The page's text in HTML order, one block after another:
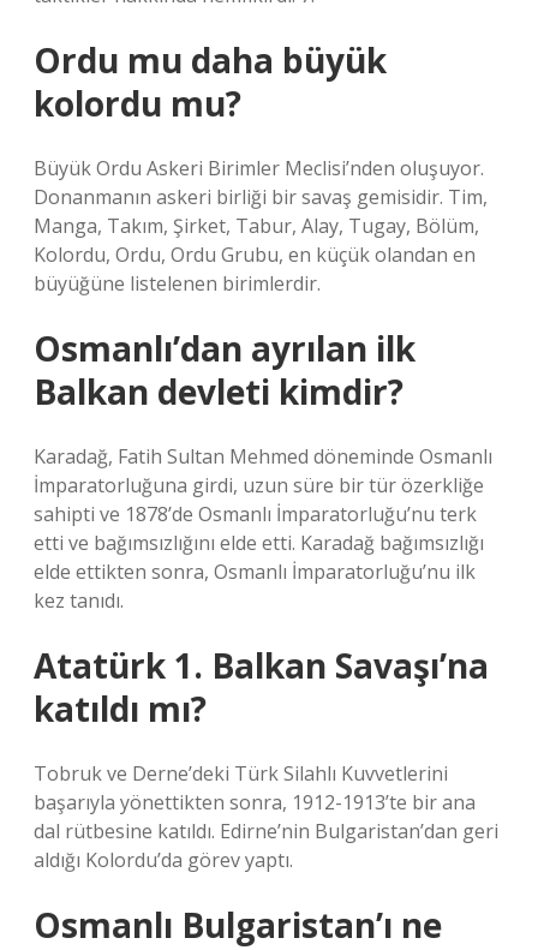
Ordu mu daha büyük
kolordu mu?
Büyük Ordu Askeri Birimler Meclisi’nden oluşuyor.
Donanmanın askeri birliği bir savaş gemisidir. Tim,
Manga, Takım, Şirket, Tabur, Alay, Tugay, Bölüm,
Kolordu, Ordu, Ordu Grubu, en küçük olandan en
büyüğüne listelenen birimlerdir.
Osmanlı’dan ayrılan ilk
Balkan devleti kimdir?
Karadağ, Fatih Sultan Mehmed döneminde Osmanlı
İmparatorluğuna girdi, uzun süre bir tür özerkliğe
sahipti ve 1878’de Osmanlı İmparatorluğu’nu terk
etti ve bağımsızlığını elde etti. Karadağ bağımsızlığı
elde ettikten sonra, Osmanlı İmparatorluğu’nu ilk
kez tanıdı.
Atatürk 1. Balkan Savaşı’na
katıldı mı?
Tobruk ve Derne’deki Türk Silahlı Kuvvetlerini
başarıyla yönettikten sonra, 1912-1913’te bir ana
dal rütbesine katıldı. Edirne’nin Bulgaristan’dan geri
aldığı Kolordu’da görev yaptı.
Osmanlı Bulgaristan’ı ne